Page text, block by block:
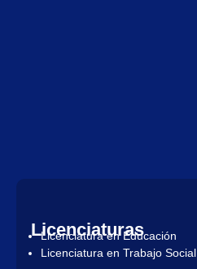
Licenciaturas
Licenciatura en Educación
Licenciatura en Trabajo Social